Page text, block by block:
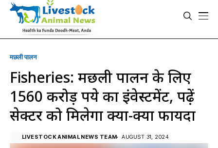
मछली पालन
Fisheries: मछली पालन के लिए
1560 करोड़ रुपये का इंवेस्टमेंट, पढ़ें
सेक्टर को मिलेगा क्या-क्या फायदा
LIVESTOCK ANIMAL NEWS TEAM AUGUST 31, 2024